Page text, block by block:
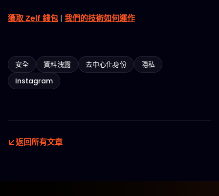
獲取 Zelf 錢包 | 我們的技術如何運作
安全 資料洩露 去中心化身份
隱私
Instagram
返回所有文章